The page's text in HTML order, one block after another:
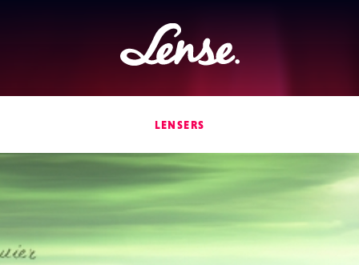
Lense
LENSERS